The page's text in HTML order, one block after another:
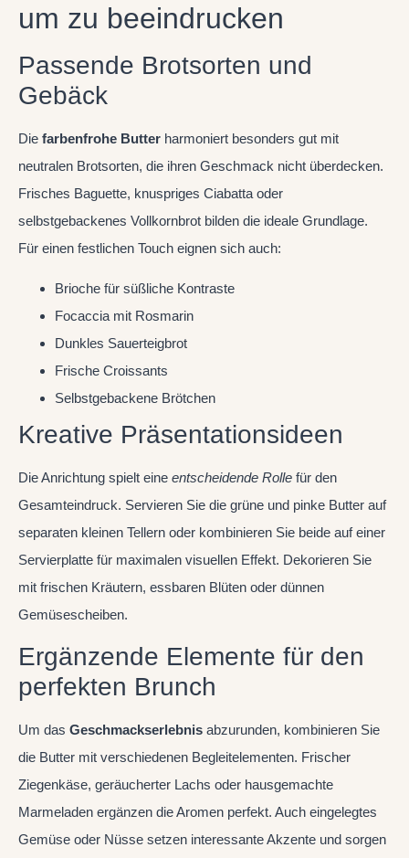
um zu beeindrucken
Passende Brotsorten und
Gebäck
Die farbenfrohe Butter harmoniert besonders gut mit
neutralen Brotsorten, die ihren Geschmack nicht überdecken.
Frisches Baguette, knuspriges Ciabatta oder
selbstgebackenes Vollkornbrot bilden die ideale Grundlage.
Für einen festlichen Touch eignen sich auch:
Brioche für süßliche Kontraste
Focaccia mit Rosmarin
Dunkles Sauerteigbrot
Frische Croissants
Selbstgebackene Brötchen
Kreative Präsentationsideen
Die Anrichtung spielt eine entscheidende Rolle für den
Gesamteindruck. Servieren Sie die grüne und pinke Butter auf
separaten kleinen Tellern oder kombinieren Sie beide auf einer
Servierplatte für maximalen visuellen Effekt. Dekorieren Sie
mit frischen Kräutern, essbaren Blüten oder dünnen
Gemüsescheiben.
Ergänzende Elemente für den
perfekten Brunch
Um das Geschmackserlebnis abzurunden, kombinieren Sie
die Butter mit verschiedenen Begleitelementen. Frischer
Ziegenkäse, geräucherter Lachs oder hausgemachte
Marmeladen ergänzen die Aromen perfekt. Auch eingelegtes
Gemüse oder Nüsse setzen interessante Akzente und sorgen